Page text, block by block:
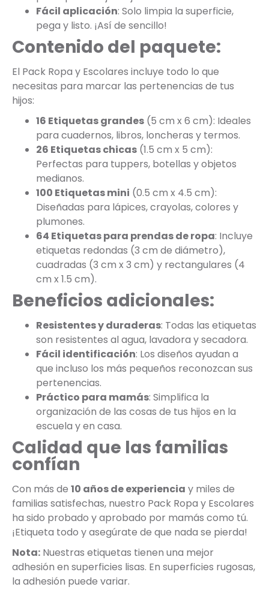
Fácil aplicación: Solo limpia la superficie,
pega y listo. ¡Así de sencillo!
Contenido del paquete:
El Pack Ropa y Escolares incluye todo lo que
necesitas para marcar las pertenencias de tus
hijos:
16 Etiquetas grandes (5 cm x 6 cm): Ideales
para cuadernos, libros, loncheras y termos.
26 Etiquetas chicas (1.5 cm x 5 cm):
Perfectas para tuppers, botellas y objetos
medianos.
100 Etiquetas mini (0.5 cm x 4.5 cm):
Diseñadas para lápices, crayolas, colores y
plumones.
64 Etiquetas para prendas de ropa: Incluye
etiquetas redondas (3 cm de diámetro),
cuadradas (3 cm x 3 cm) y rectangulares (4
cm x 1.5 cm).
Beneficios adicionales:
Resistentes y duraderas: Todas las etiquetas
son resistentes al agua, lavadora y secadora.
Fácil identificación: Los diseños ayudan a
que incluso los más pequeños reconozcan sus
pertenencias.
Práctico para mamás: Simplifica la
organización de las cosas de tus hijos en la
escuela y en casa.
Calidad que las familias
confían
Con más de 10 años de experiencia y miles de
familias satisfechas, nuestro Pack Ropa y Escolares
ha sido probado y aprobado por mamás como tú.
¡Etiqueta todo y asegúrate de que nada se pierda!
Nota: Nuestras etiquetas tienen una mejor
adhesión en superficies lisas. En superficies rugosas,
la adhesión puede variar.